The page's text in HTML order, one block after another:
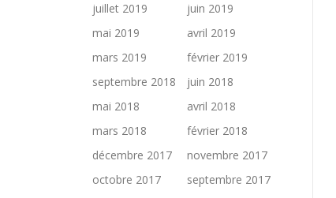
juillet 2019
juin 2019
mai 2019
avril 2019
mars 2019
février 2019
septembre 2018
juin 2018
mai 2018
avril 2018
mars 2018
février 2018
décembre 2017
novembre 2017
octobre 2017
septembre 2017